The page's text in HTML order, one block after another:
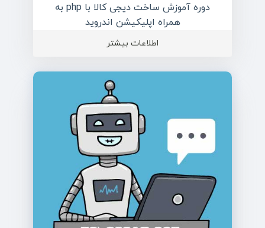
دوره آموزش ساخت دیجی کالا با php به
همراه اپلیکیشن اندروید
اطلاعات بیشتر